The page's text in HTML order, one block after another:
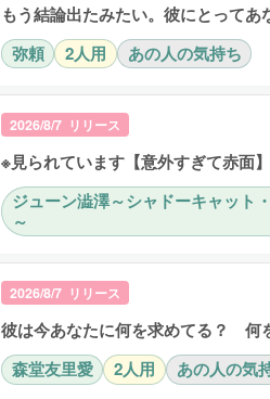
もう結論出たみたい。彼にとって
弥頼
2人用 あの人の気持ち
2026/8/7 リリース
※見られています【意外すぎて赤面
ジューン澁澤～シャドーキャット
～
2026/8/7 リリース
彼は今あなたに何を求めてる？ 何
森堂友里愛
2人用 あの人の気